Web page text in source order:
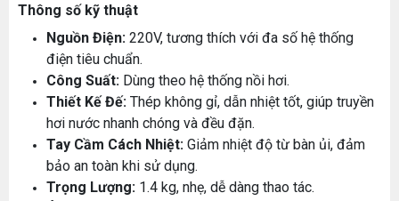
Thông số kỹ thuật
Nguồn Điện: 220V, tương thích với đa số hệ thống
điện tiêu chuẩn.
Công Suất: Dùng theo hệ thống nồi hơi.
Thiết Kế Đế: Thép không gỉ, dẫn nhiệt tốt, giúp truyền
hơi nước nhanh chóng và đều đặn.
Tay Cầm Cách Nhiệt: Giảm nhiệt độ từ bàn ủi, đảm
bảo an toàn khi sử dụng.
Trọng Lượng: 1.4 kg, nhẹ, dễ dàng thao tác.